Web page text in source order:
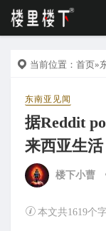
当前位置： 首页»
东南亚见闻
据Reddit
来西亚生活
楼下小曹
本文共1619个